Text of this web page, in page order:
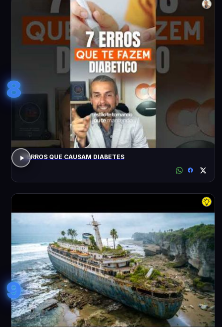
8
7 ERROS QUE CAUSAM DIABETES
9